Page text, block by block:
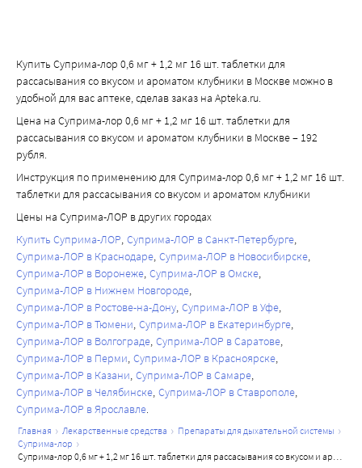
Купить Суприма-лор 0,6 мг + 1,2 мг 16 шт. таблетки для
рассасывания со вкусом и ароматом клубники в Москве можно в
удобной для вас аптеке, сделав заказ на Apteka.ru.
Цена на Суприма-лор 0,6 мг + 1,2 мг 16 шт. таблетки для
рассасывания со вкусом и ароматом клубники в Москве – 192
рубля.
Инструкция по применению для Суприма-лор 0,6 мг + 1,2 мг 16 шт.
таблетки для рассасывания со вкусом и ароматом клубники
Цены на Суприма-ЛОР в других городах
Купить Суприма-ЛОР Суприма-ЛОР в Санкт-Петербурге
Суприма-ЛОР в Краснодаре Суприма-ЛОР в Новосибирске
Суприма-ЛОР в Воронеже Суприма-ЛОР в Омске
Суприма-ЛОР в Нижнем Новгороде
Суприма-ЛОР в Ростове-на-Дону Суприма-ЛОР в Уфе
Суприма-ЛОР в Тюмени Суприма-ЛОР в Екатеринбурге
Суприма-ЛОР в Волгограде Суприма-ЛОР в Саратове
Суприма-ЛОР в Перми Суприма-ЛОР в Красноярске
Суприма-ЛОР в Казани Суприма-ЛОР в Самаре
Суприма-ЛОР в Челябинске Суприма-ЛОР в Ставрополе
Суприма-ЛОР в Ярославле
главная лекарственные средства
препараты для дыхательной системы
суприма-лор
суприма-лор 0,6 мг + 1,2 мг 16 шт. таблетки для рассасывания со вкусом и ароматом клубники